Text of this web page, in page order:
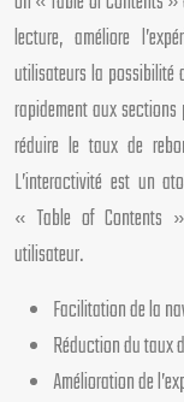
lecture, améliore
utilisateurs la possibilité
rapidement aux
réduire le taux de
L’interactivité est un
« Table of Contents
utilisateur.
Facilitation de la
Réduction du taux
Amélioration de